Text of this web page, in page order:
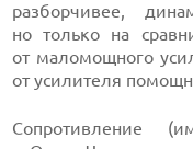
разборчивее,
но только на
от маломощного
от усилителя
Сопротивление